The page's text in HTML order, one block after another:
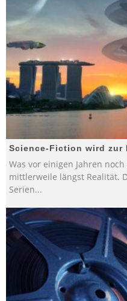
Science-Fiction wird zur
Was vor einigen Jahren
mittlerweile längst Realität.
Serien...